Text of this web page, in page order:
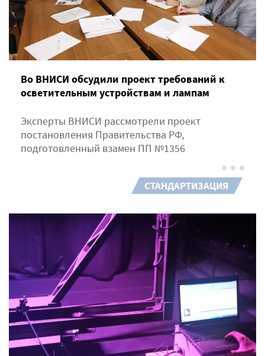
Во ВНИСИ обсудили проект требований к
осветительным устройствам и лампам
Эксперты ВНИСИ рассмотрели проект
постановления Правительства РФ,
подготовленный взамен ПП №1356
СТАНДАРТИЗАЦИЯ